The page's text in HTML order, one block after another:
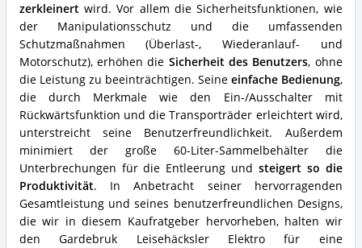
zerkleinertwird. Vor allem die Sicherheitsfunktionen, wie
der Manipulationsschutz und die umfassenden
Schutzmaßnahmen (Überlast-, Wiederanlauf- und
Motorschutz), erhöhen die Sicherheit des Benutzers, ohne
die Leistung zu beeinträchtigen. Seine einfache Bedienung,
die durch Merkmale wie den Ein-/Ausschalter mit
Rückwärtsfunktion und die Transporträder erleichtert wird,
unterstreicht seine Benutzerfreundlichkeit. Außerdem
minimiert der große 60-Liter-Sammelbehälter die
Unterbrechungen für die Entleerung undsteigert so die
Produktivität. In Anbetracht seiner hervorragenden
Gesamtleistung und seines benutzerfreundlichen Designs,
die wir in diesem Kaufratgeber hervorheben, halten wir
den Gardebruk Leisehäcksler Elektro für eine